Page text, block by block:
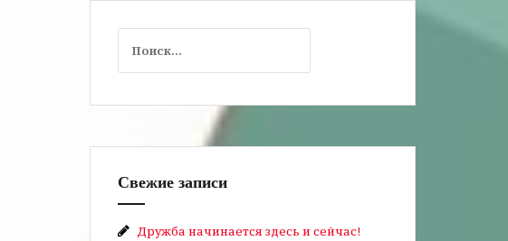
Свежие записи
Дружба начинается здесь и сейчас!